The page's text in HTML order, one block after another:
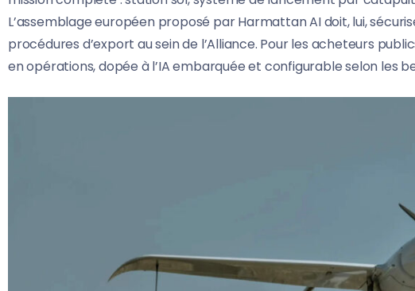
L’assemblage européen proposé par Harmattan AI doit, lui,
procédures d’export au sein de l’Alliance. Pour les acheteurs
en opérations, dopée à l’IA embarquée et configurable selon les